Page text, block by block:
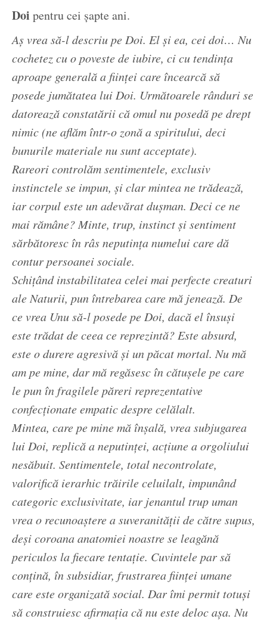
Doi pentru cei șapte ani.
Aş vrea să-l descriu pe Doi. El şi ea, cei doi… Nu
cochetez cu o poveste de iubire, ci cu tendinţa
aproape generală a fiinţei care încearcă să
posede jumătatea lui Doi. Următoarele rânduri se
datorează constatării că omul nu posedă pe drept
nimic (ne aflăm într-o zonă a spiritului, deci
bunurile materiale nu sunt acceptate).
Rareori controlăm sentimentele, exclusiv
instinctele se impun, şi clar mintea ne trădează,
iar corpul este un adevărat duşman. Deci ce ne
mai rămâne? Minte, trup, instinct şi sentiment
sărbătoresc în râs neputinţa numelui care dă
contur persoanei sociale.
Schiţând instabilitatea celei mai perfecte creaturi
ale Naturii, pun întrebarea care mă jenează. De
ce vrea Unu să-l posede pe Doi, dacă el însuşi
este trădat de ceea ce reprezintă? Este absurd,
este o durere agresivă şi un păcat mortal. Nu mă
am pe mine, dar mă regăsesc în cătuşele pe care
le pun în fragilele păreri reprezentative
confecţionate empatic despre celălalt.
Mintea, care pe mine mă înşală, vrea subjugarea
lui Doi, replică a neputinţei, acţiune a orgoliului
nesăbuit. Sentimentele, total necontrolate,
valorifică ierarhic trăirile celuilalt, impunând
categoric exclusivitate, iar jenantul trup uman
vrea o recunoaştere a suveranităţii de către supus,
deşi coroana anatomiei noastre se leagănă
periculos la fiecare tentaţie. Cuvintele par să
conţină, în subsidiar, frustrarea fiinţei umane
care este organizată social. Dar îmi permit totuşi
să construiesc afirmaţia că nu este deloc aşa. Nu